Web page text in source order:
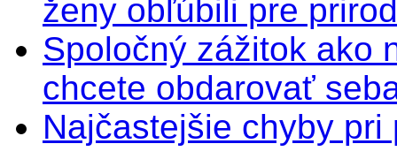
ženy obľúbili pre
Spoločný zážitok ako
chcete obdarovať
Najčastejšie chyby